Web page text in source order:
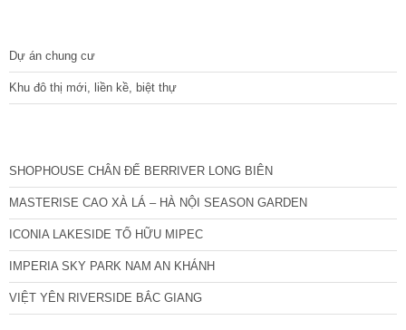
Dự án chung cư
Khu đô thị mới, liền kề, biệt thự
SHOPHOUSE CHÂN ĐẾ BERRIVER LONG BIÊN
MASTERISE CAO XÀ LÁ – HÀ NỘI SEASON GARDEN
ICONIA LAKESIDE TỐ HỮU MIPEC
IMPERIA SKY PARK NAM AN KHÁNH
VIỆT YÊN RIVERSIDE BẮC GIANG